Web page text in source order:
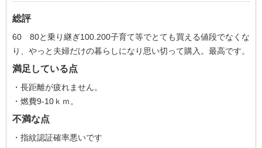
総評
60 80と乗り継ぎ100.200子育て等でとても買える値段でなくな
り、やっと夫婦だけの暮らしになり思い切って購入。最高です。
満足している点
・長距離が疲れません。
・燃費9-10ｋｍ。
不満な点
・指紋認証確率悪いです